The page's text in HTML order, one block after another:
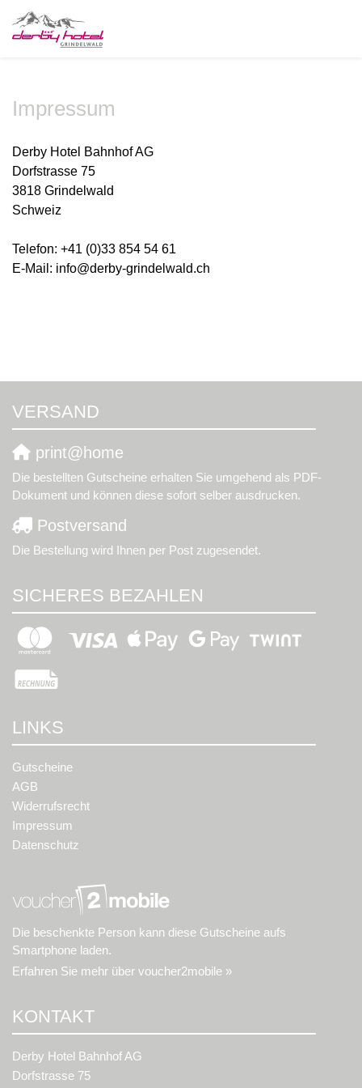
Impressum
Derby Hotel Bahnhof AG
Dorfstrasse 75
3818 Grindelwald
Schweiz
Telefon: +41 (0)33 854 54 61
E-Mail: info@derby-grindelwald.ch
VERSAND
print@home
Die bestellten Gutscheine erhalten Sie umgehend als PDF-
Dokument und können diese sofort selber ausdrucken.
Postversand
Die Bestellung wird Ihnen per Post zugesendet.
SICHERES BEZAHLEN
LINKS
Gutscheine
AGB
Widerrufsrecht
Impressum
Datenschutz
Die beschenkte Person kann diese Gutscheine aufs
Smartphone laden.
Erfahren Sie mehr über voucher2mobile »
KONTAKT
Derby Hotel Bahnhof AG
Dorfstrasse 75